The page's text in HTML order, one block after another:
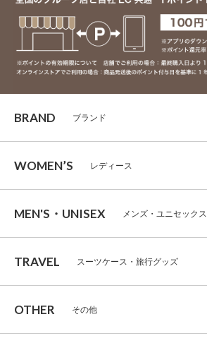
BRAND ブランド
WOMEN’S レディース
MEN'S・UNISEX メンズ・ユニセックス
TRAVEL スーツケース・旅行グッズ
OTHER その他